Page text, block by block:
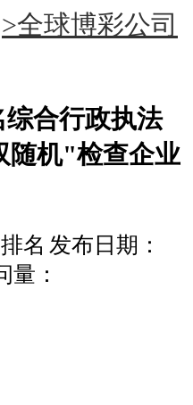
>全球博彩公司
合行政执法
随机"检查企业
名 发布日期：
量：